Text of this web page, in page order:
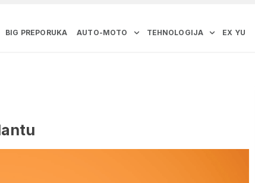
BIG PREPORUKA AUTO-MOTO TEHNOLOGIJA EX YU